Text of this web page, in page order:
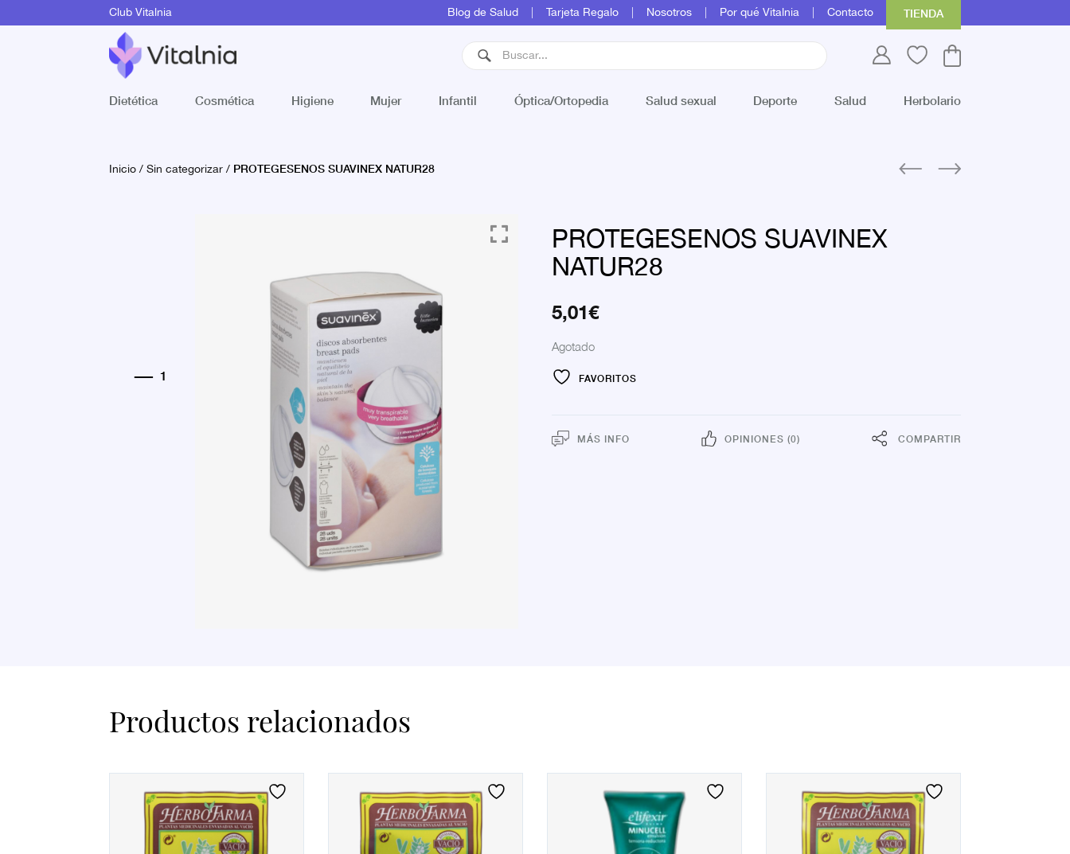
Club Vitalnia Blog de Salud Tarjeta Regalo Nosotros Por qué Vitalnia Contacto TIENDA
Dietética Cosmética Higiene Mujer Infantil Óptica/Ortopedia Salud sexual Deporte Salud Herbolario
Inicio/Sin categorizar/ PROTEGESENOS SUAVINEX NATUR28
PROTEGESENOS SUAVINEX
NATUR28
5,01€
Agotado
FAVORITOS
MÁS INFO OPINIONES (0) COMPARTIR
Productos relacionados